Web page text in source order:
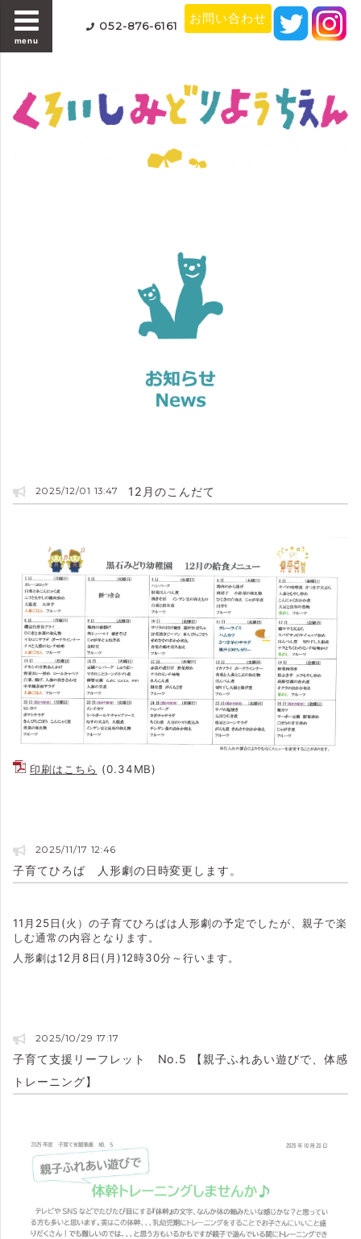
menu
052-876-6161 お問い合わせ
2025/12/01 13:47 12月のこんだて
印刷はこちら (0.34MB)
2025/11/17 12:46
子育てひろば 人形劇の日時変更します。
11月25日(火）の子育てひろばは人形劇の予定でしたが、親子で楽
しむ通常の内容となります。
人形劇は12月8日(月)12時30分～行います。
2025/10/29 17:17
子育て支援リーフレット No.5 【親子ふれあい遊びで、体感
トレーニング】